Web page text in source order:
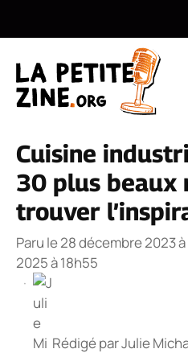
contenu
Cuisine
30 plus beaux
trouver
Paru le 28 décembre 2023
2025 à 18h55
·
Rédigé parJulie